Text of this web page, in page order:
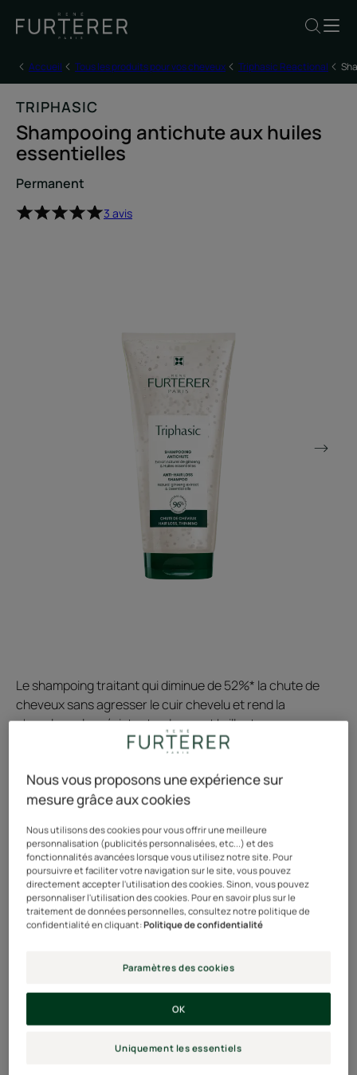
Accueil Tous les produits pour vos cheveux Triphasic Reactional
TRIPHASIC
Shampooing antichute aux huiles
essentielles
Permanent
3 avis
Le shampoing traitant qui diminue de 52%* la chute de
cheveux sans agresser le cuir chevelu et rend la
chevelure plus résistante, douce et brillante.
Formule unique aux Biosphères d’huiles essentielles.
96% d'ingrédients d'origine naturelle. Pfaffia biologique
issu du commerce équitable contrôlé Fair For Life. Sans
silicone. Sans tensio-actifs sulfatés. Tube recyclable
avec 23% de plastique recyclé.
Tube Tube
200ml
Flacon
500ml
Utilisable par
Nous vous proposons une expérience sur
mesure grâce aux cookies
Nous utilisons des cookies pour vous offrir une meilleure
personnalisation (publicités personnalisées, etc...) et des
fonctionnalités avancées lorsque vous utilisez notre site. Pour
poursuivre et faciliter votre navigation sur le site, vous pouvez
directement accepter l'utilisation des cookies. Sinon, vous pouvez
personnaliser l'utilisation des cookies. Pour en savoir plus sur le
traitement de données personnelles, consultez notre politique de
confidentialité en cliquant:Politique de confidentialité
Paramètres des cookies
Uniquement les essentiels
OK